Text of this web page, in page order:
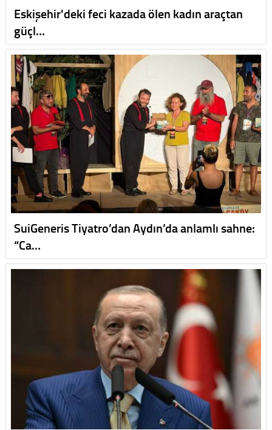
Eskişehir'deki feci kazada ölen kadın araçtan
güçl…
SuiGeneris Tiyatro’dan Aydın’da anlamlı sahne:
“Ca…